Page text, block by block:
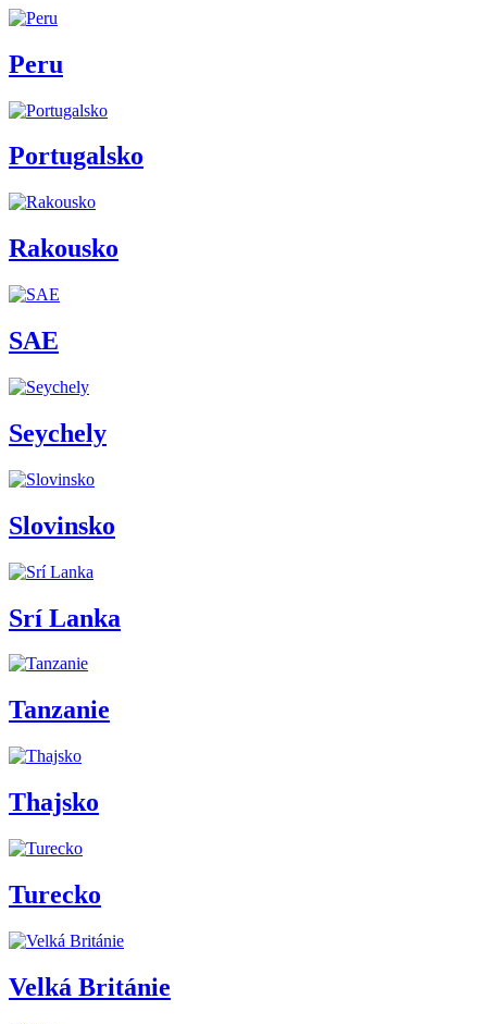
Peru
Portugalsko
Rakousko
SAE
Seychely
Slovinsko
Srí Lanka
Tanzanie
Thajsko
Turecko
Velká Británie